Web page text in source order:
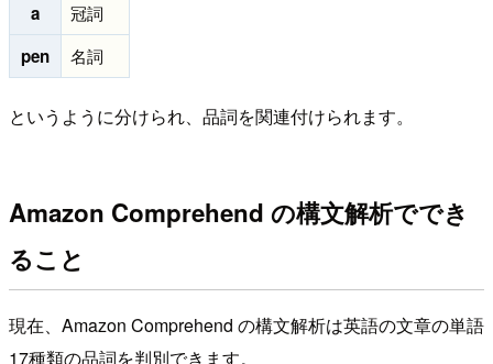
a 冠詞
pen 名詞
というように分けられ、品詞を関連付けられます。
Amazon Comprehend の構文解析ででき
ること
現在、Amazon Comprehend の構文解析は英語の文章の単語
17種類の品詞を判別できます。